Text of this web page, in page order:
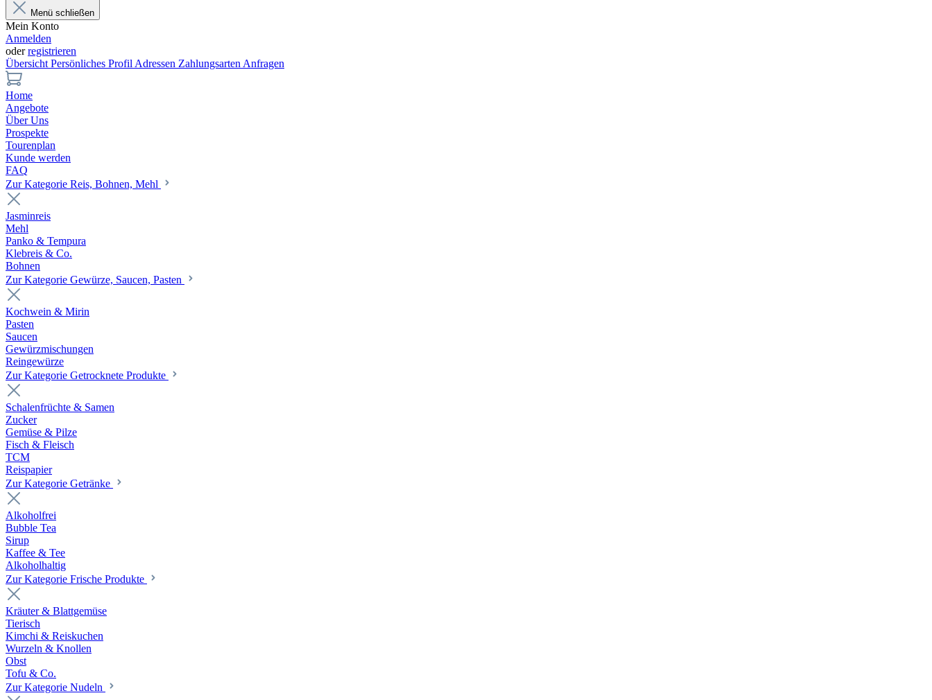
Menü schließen
Mein Konto
Anmelden
oderregistrieren
Übersicht Persönliches Profil Adressen Zahlungsarten Anfragen
Home
Angebote
Über Uns
Prospekte
Tourenplan
Kunde werden
FAQ
Zur Kategorie Reis, Bohnen, Mehl
Jasminreis
Mehl
Panko & Tempura
Klebreis & Co.
Bohnen
Zur Kategorie Gewürze, Saucen, Pasten
Kochwein & Mirin
Pasten
Saucen
Gewürzmischungen
Reingewürze
Zur Kategorie Getrocknete Produkte
Schalenfrüchte & Samen
Zucker
Gemüse & Pilze
Fisch & Fleisch
TCM
Reispapier
Zur Kategorie Getränke
Alkoholfrei
Bubble Tea
Sirup
Kaffee & Tee
Alkoholhaltig
Zur Kategorie Frische Produkte
Kräuter & Blattgemüse
Tierisch
Kimchi & Reiskuchen
Wurzeln & Knollen
Obst
Tofu & Co.
Zur Kategorie Nudeln